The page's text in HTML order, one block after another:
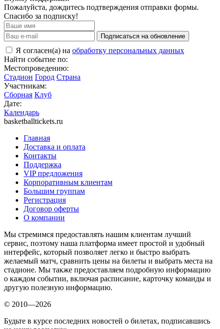
Пожалуйста, дождитесь подтверждения отправки формы.
Спасибо за подписку!
Подписаться на обновление
Я согласен(а) на обработку персональных данных
Найти событие по:
Местопроведению:
Стадион Город Страна
Участникам:
Сборная Клуб
Дате:
Календарь
basketballtickets.ru
Главная
Доставка и оплата
Контакты
Поддержка
VIP предложения
Корпоративным клиентам
Большим группам
Регистрация
Договор оферты
О компании
Мы стремимся предоставлять нашим клиентам лучший
сервис, поэтому наша платформа имеет простой и удобный
интерфейс, который позволяет легко и быстро выбрать
желаемый матч, сравнить цены на билеты и выбрать места на
стадионе. Мы также предоставляем подробную информацию
о каждом событии, включая расписание, карточку команды и
другую полезную информацию.
© 2010—2026
Будьте в курсе последних новостей о билетах, подписавшись